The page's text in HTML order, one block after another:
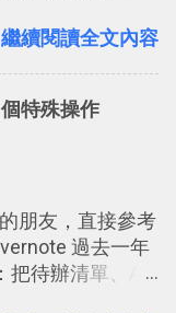
的祕密被你其他
工具？ 如何用
工作流程。
續閱讀全文內容
特殊操作
朋友，直接參考
過去一年
把待辦清單、AI